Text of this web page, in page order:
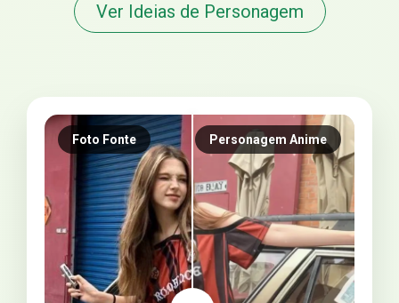
Ver Ideias de Personagem
Foto Fonte Personagem Anime